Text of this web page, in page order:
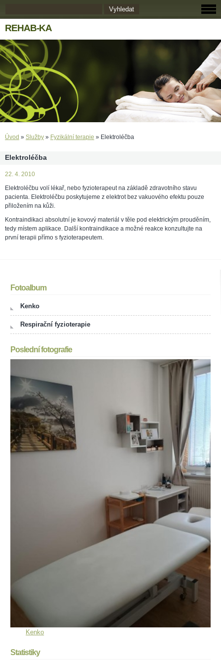
REHAB-KA
Úvod » Služby » Fyzikální terapie » Elektroléčba
Elektroléčba
22. 4. 2010
Elektroléčbu volí lékař, nebo fyzioterapeut na základě zdravotního stavu
pacienta. Elektroléčbu poskytujeme z elektrot bez vakuového efektu pouze
přiložením na kůži.
Kontraindikaci absolutní je kovový materiál v těle pod elektrickým prouděním,
tedy místem aplikace. Další kontraindikace a možné reakce konzultujte na
první terapii přímo s fyzioterapeutem.
Fotoalbum
Kenko
Respirační fyzioterapie
Poslední fotografie
Kenko
Statistiky